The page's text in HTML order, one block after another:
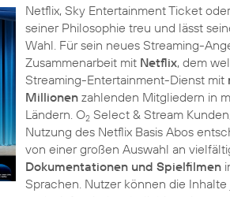
Netflix, Sky Entertainment Ticket
seiner Philosophie treu und lässt
Wahl. Für sein neues Streaming-
Zusammenarbeit mit Netflix, dem
Streaming-Entertainment-Dienst mit
Millionenzahlenden Mitgliedern in
Ländern. O2Select & Stream
Nutzung des Netflix Basis Abos
von einer großen Auswahl an
Dokumentationen und Spielfilmen
Sprachen. Nutzer können die